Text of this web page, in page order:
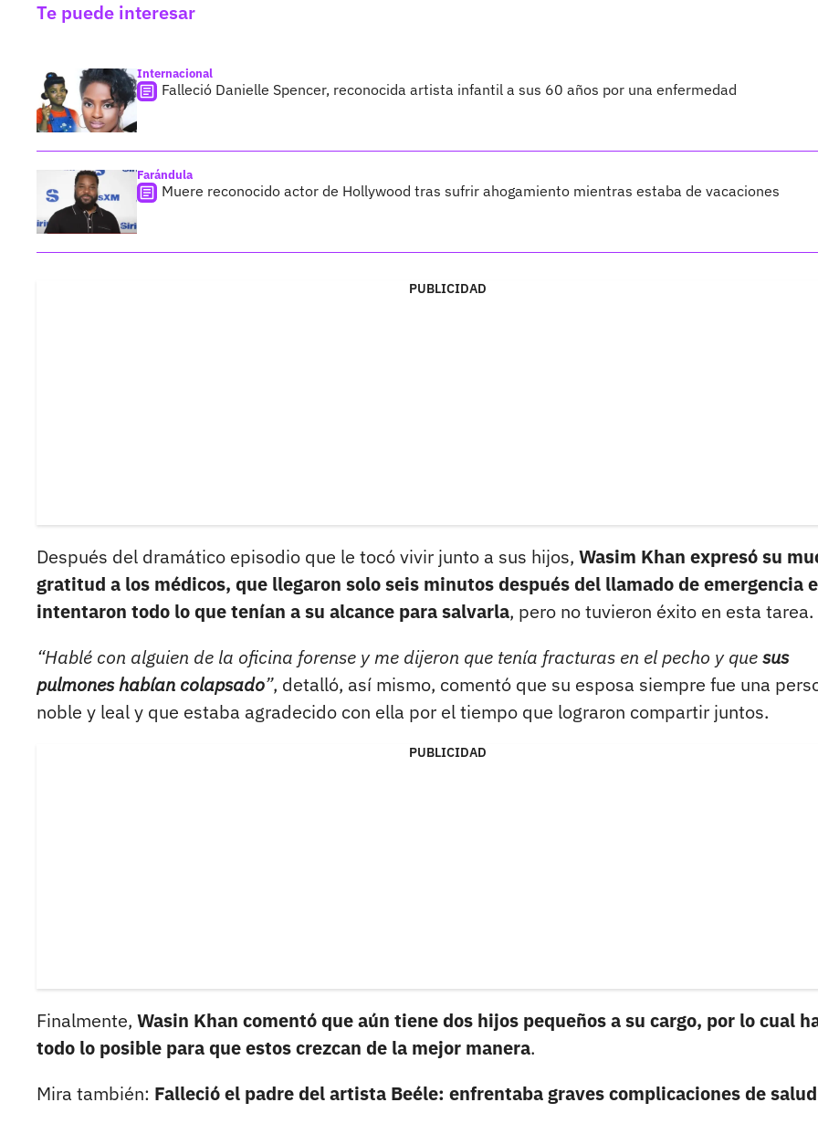
Te puede interesar
Internacional
Falleció Danielle Spencer, reconocida artista infantil a sus 60 años por una enfermedad
Farándula
Muere reconocido actor de Hollywood tras sufrir ahogamiento mientras estaba de vacaciones
PUBLICIDAD
Después del dramático episodio que le tocó vivir junto a sus hijos, Wasim Khan expresó su
gratitud a los médicos, que llegaron solo seis minutos después del llamado de emergencia e
intentaron todo lo que tenían a su alcance para salvarla, pero no tuvieron éxito en esta tarea.
“Hablé con alguien de la oficina forense y me dijeron que tenía fracturas en el pecho y quesus
pulmones habían colapsado”, detalló, así mismo, comentó que su esposa siempre fue una
noble y leal y que estaba agradecido con ella por el tiempo que lograron compartir juntos.
PUBLICIDAD
Finalmente, Wasin Khan comentó que aún tiene dos hijos pequeños a su cargo, por lo cual
todo lo posible para que estos crezcan de la mejor manera.
Mira también: Falleció el padre del artista Beéle: enfrentaba graves complicaciones de salud